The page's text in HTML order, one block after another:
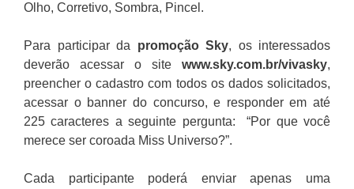
Olho, Corretivo, Sombra, Pincel.
Para participar da promoção Sky, os interessados
deverão acessar o site www.sky.com.br/vivasky,
preencher o cadastro com todos os dados solicitados,
acessar o banner do concurso, e responder em até
225 caracteres a seguinte pergunta: “Por que você
merece ser coroada Miss Universo?”.
Cada participante poderá enviar apenas uma